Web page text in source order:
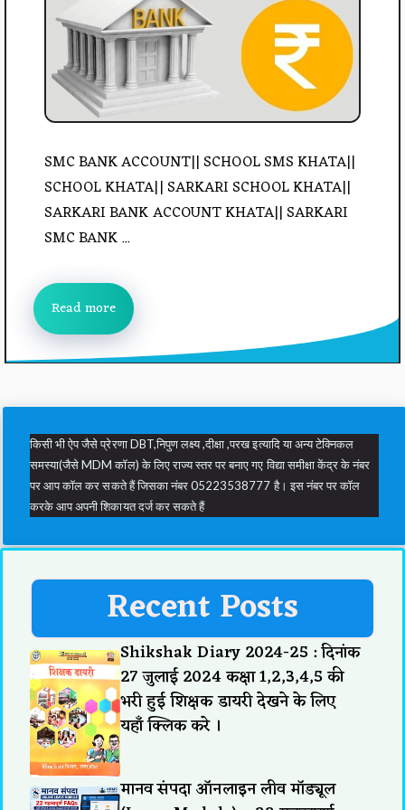
SMC BANK ACCOUNT|| SCHOOL SMS KHATA||
SCHOOL KHATA|| SARKARI SCHOOL KHATA||
SARKARI BANK ACCOUNT KHATA|| SARKARI
SMC BANK ...
Read more
किसी भी ऐप जैसे प्रेरणा DBT,निपुण लक्ष्य ,दीक्षा ,परख इत्यादि या अन्य टेक्निकल
समस्या(जैसे MDM कॉल) के लिए राज्य स्तर पर बनाए गए विद्या समीक्षा केंद्र के नंबर
पर आप कॉल कर सकते हैं जिसका नंबर 05223538777 है। इस नंबर पर कॉल
करके आप अपनी शिकायत दर्ज कर सकते हैं
Recent Posts
Shikshak Diary 2024-25 : दिनांक
27 जुलाई 2024 कक्षा 1,2,3,4,5 की
भरी हुई शिक्षक डायरी देखने के लिए
यहाँ क्लिक करे ।
मानव संपदा ऑनलाइन लीव मॉड्यूल